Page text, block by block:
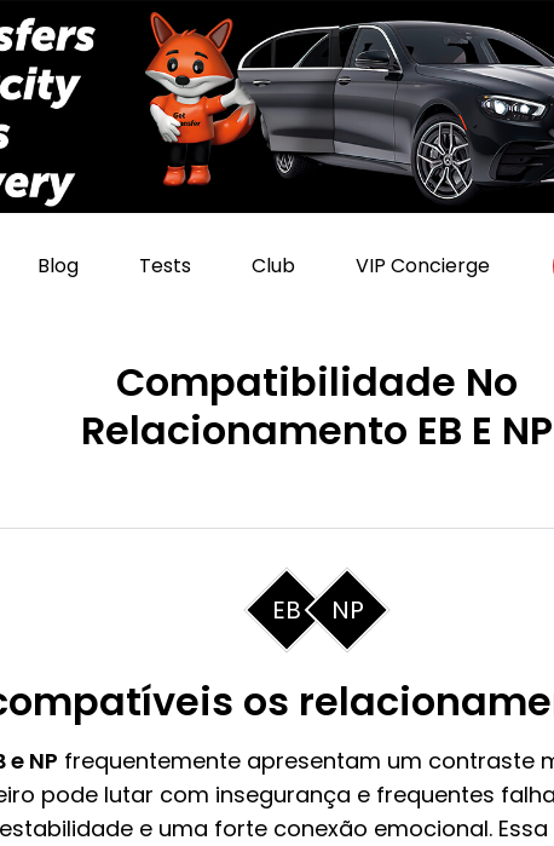
Blog Tests Club VIP Concierge
Compatibilidade No
Relacionamento EB E NP
EB NP
os
NP frequentemente apresentam um contraste
pode lutar com insegurança e frequentes
e uma forte conexão emocional.